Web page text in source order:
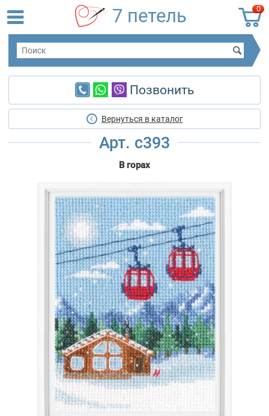
0
7 петель
Позвонить
Вернуться в каталог
Арт. c393
В горах